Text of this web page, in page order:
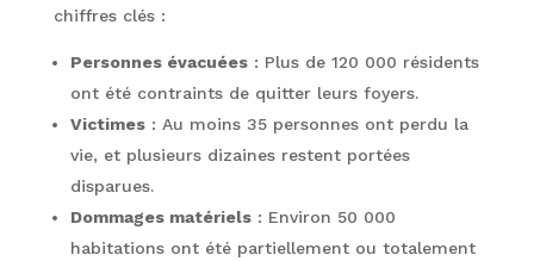
chiffres clés :
Personnes évacuées: Plus de 120 000 résidents
ont été contraints de quitter leurs foyers.
Victimes: Au moins 35 personnes ont perdu la
vie, et plusieurs dizaines restent portées
disparues.
Dommages matériels: Environ 50 000
habitations ont été partiellement ou totalement